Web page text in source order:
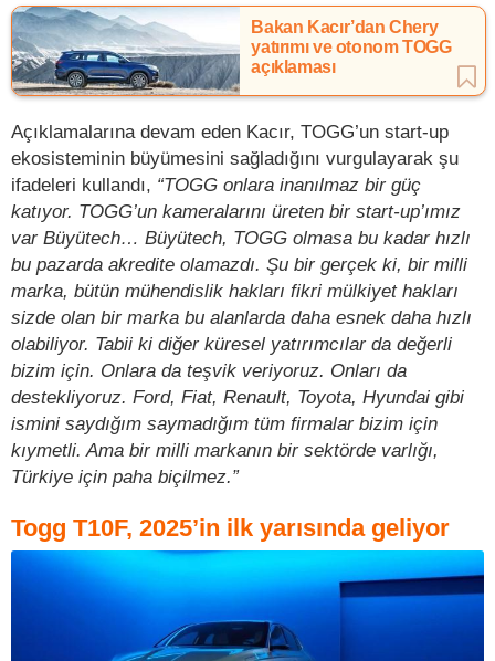
Bakan Kacır’dan Chery
yatırımı ve otonom TOGG
açıklaması
Açıklamalarına devam eden Kacır, TOGG’un start-up
ekosisteminin büyümesini sağladığını vurgulayarak şu
ifadeleri kullandı, “TOGG onlara inanılmaz bir güç
katıyor. TOGG’un kameralarını üreten bir start-up’ımız
var Büyütech… Büyütech, TOGG olmasa bu kadar hızlı
bu pazarda akredite olamazdı. Şu bir gerçek ki, bir milli
marka, bütün mühendislik hakları fikri mülkiyet hakları
sizde olan bir marka bu alanlarda daha esnek daha hızlı
olabiliyor. Tabii ki diğer küresel yatırımcılar da değerli
bizim için. Onlara da teşvik veriyoruz. Onları da
destekliyoruz. Ford, Fiat, Renault, Toyota, Hyundai gibi
ismini saydığım saymadığım tüm firmalar bizim için
kıymetli. Ama bir milli markanın bir sektörde varlığı,
Türkiye için paha biçilmez.”
Togg T10F, 2025’in ilk yarısında geliyor